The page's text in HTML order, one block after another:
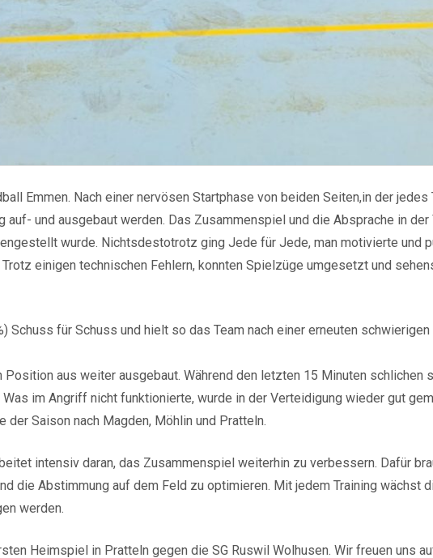
Emmen. Nach einer nervösen Startphase von beiden Seiten,in der
und ausgebaut werden. Das Zusammenspiel und die Absprache in
wurde. Nichtsdestotrotz ging Jede für Jede, man motivierte und
einigen technischen Fehlern, konnten Spielzüge umgesetzt und
für Schuss und hielt so das Team nach einer erneuten
aus weiter ausgebaut. Während den letzten 15 Minuten schlichen
im Angriff nicht funktionierte, wurde in der Verteidigung wieder gut
Saison nach Magden, Möhlin und Pratteln.
intensiv daran, das Zusammenspiel weiterhin zu verbessern. Dafür
die Abstimmung auf dem Feld zu optimieren. Mit jedem Training wächst
werden.
Heimspiel in Pratteln gegen die SG Ruswil Wolhusen. Wir freuen uns